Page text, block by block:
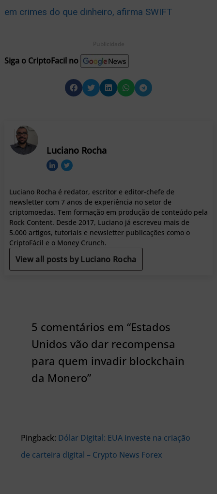
em crimes do que dinheiro, afirma SWIFT
Publicidade
Siga o CriptoFacil no
Luciano Rocha
Luciano Rocha é redator, escritor e editor-chefe de
newsletter com 7 anos de experiência no setor de
criptomoedas. Tem formação em produção de conteúdo pela
Rock Content. Desde 2017, Luciano já escreveu mais de
5.000 artigos, tutoriais e newsletter publicações como o
CriptoFácil e o Money Crunch.
View all posts by Luciano Rocha
5 comentários em “Estados
Unidos vão dar recompensa
para quem invadir blockchain
da Monero”
Pingback: Dólar Digital: EUA investe na criação
de carteira digital – Crypto News Forex